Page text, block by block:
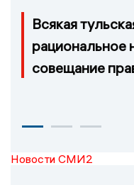
Всякая
рациональное
совещание
Новости СМИ2